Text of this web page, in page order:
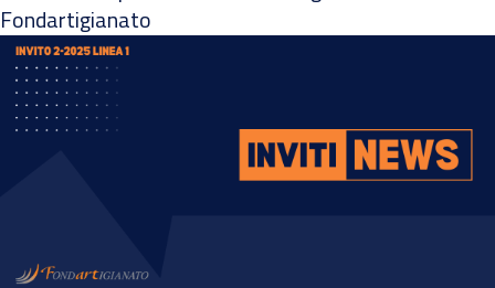
Fondartigianato